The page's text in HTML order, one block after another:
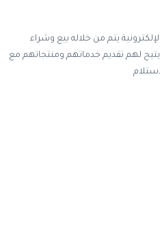
يتم من خلاله بيع وشراء
يتيح لهم تقديم خدماتهم ومنتجاتهم مع